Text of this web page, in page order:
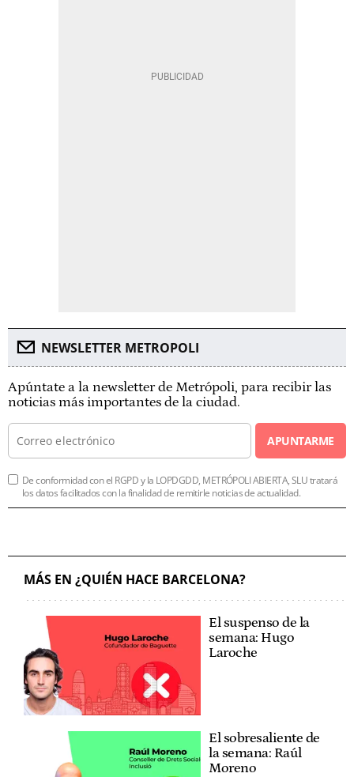
NEWSLETTER METROPOLI
Apúntate a la newsletter de Metrópoli, para recibir las
noticias más importantes de la ciudad.
APUNTARME
De conformidad con el RGPD y la LOPDGDD, METRÓPOLI ABIERTA, SLU tratará
los datos facilitados con la finalidad de remitirle noticias de actualidad.
MÁS EN ¿QUIÉN HACE BARCELONA?
El suspenso de la
semana: Hugo
Laroche
El sobresaliente de
la semana: Raúl
Moreno